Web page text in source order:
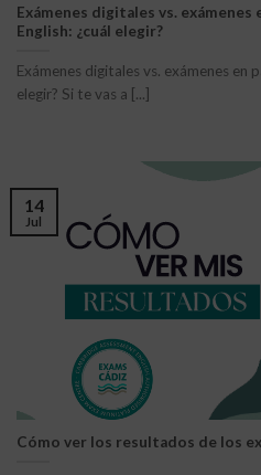
Exámenes digitales vs. exámenes
English: ¿cuál elegir?
Exámenes digitales vs. exámenes en
elegir? Si te vas a [...]
Cómo ver los resultados de los
14
Jul